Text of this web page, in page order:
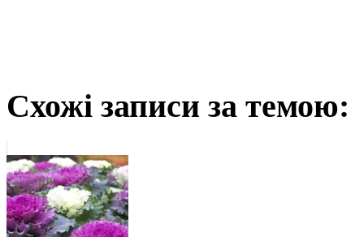
Схожі записи за темою: